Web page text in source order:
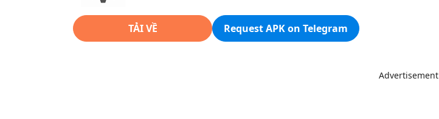
TẢI VỀ Request APK on Telegram
Advertisement